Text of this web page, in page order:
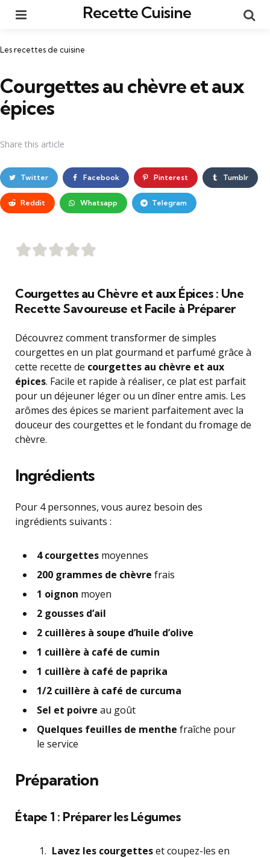
Recette Cuisine
Catégories
Les recettes de cuisine
Courgettes au chèvre et aux
épices
Share this article
Twitter Facebook Pinterest Tumblr
Reddit Whatsapp Telegram
Courgettes au Chèvre et aux Épices : Une
Recette Savoureuse et Facile à Préparer
Découvrez comment transformer de simples
courgettes en un plat gourmand et parfumé grâce à
cette recette de courgettes au chèvre et aux
épices. Facile et rapide à réaliser, ce plat est parfait
pour un déjeuner léger ou un dîner entre amis. Les
arômes des épices se marient parfaitement avec la
douceur des courgettes et le fondant du fromage de
chèvre.
Ingrédients
Pour 4 personnes, vous aurez besoin des
ingrédients suivants :
4 courgettes moyennes
200 grammes de chèvre frais
1 oignon moyen
2 gousses d’ail
2 cuillères à soupe d’huile d’olive
1 cuillère à café de cumin
1 cuillère à café de paprika
1/2 cuillère à café de curcuma
Sel et poivre au goût
Quelques feuilles de menthe fraîche pour
le service
Préparation
Étape 1 : Préparer les Légumes
Lavez les courgetteset coupez-les en